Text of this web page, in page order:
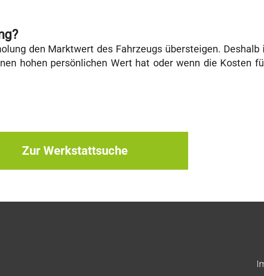
den Marktwert des Fahrzeugs übersteigen.
hohen persönlichen Wert hat oder wenn die Kosten
Zur Werkstattsuche